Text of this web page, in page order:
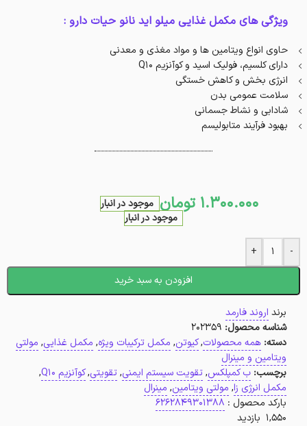
ویژگی های مکمل غذایی میلو اید نانو حیات دارو :
حاوی انواع ویتامین ها و مواد مغذی و معدنی
دارای کلسیم، فولیک اسید و کوآنزیم Q10
انرژی بخش و کاهش خستگی
سلامت عمومی بدن
شادابی و نشاط جسمانی
بهبود فرآیند متابولیسم
1.300.000 تومان موجود در انبار
موجود در انبار
-
+
افزودن به سبد خرید
برند اروند فارمد
شناسه محصول: 202359
دسته: همه محصولات,کیوتن, مکمل ترکیبات ویژه, مکمل غذایی, مولتی
ویتامین و مینرال
برچسب: ب کمپلکس,تقویت سیستم ایمنی,تقویتی,کوآنزیم Q10
,
مکمل انرژی زا, مولتی ویتامین, مینرال
بارکد محصول : 6262849301388
1,550 بازدید